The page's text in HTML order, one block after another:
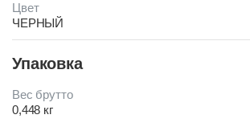
Цвет
ЧЕРНЫЙ
Упаковка
Вес брутто
0,448 кг